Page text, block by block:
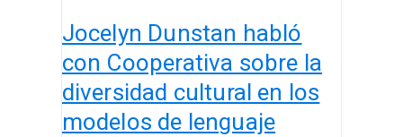
Jocelyn Dunstan habló
con Cooperativa sobre la
diversidad cultural en los
modelos de lenguaje
los
modelos
de
lenguaje